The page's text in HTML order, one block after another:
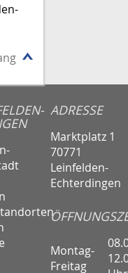
ADRESSE
Marktplatz 1
70771
Leinfelden-
Echterdingen
Montag-
Freitag